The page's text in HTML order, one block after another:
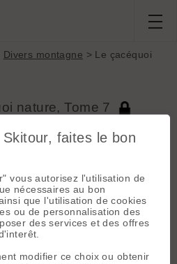
Divers montagne > Le çacéquoi
nature, Tome 7
578...746 Suivante
sujets Chercher Archives
13/04/2021 10:10
faites le bon
vous autorisez l'utilisation de
nécessaires au bon
que l'utilisation de cookies
ou de personnalisation des
des services et des offres
modifier ce choix ou obtenir